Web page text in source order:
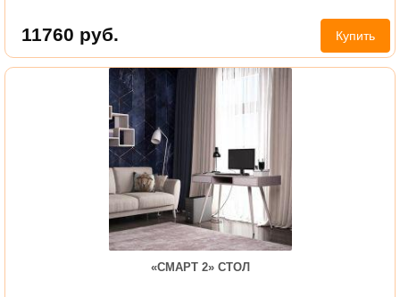
11760 руб. Купить
«СМАРТ 2» СТОЛ